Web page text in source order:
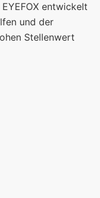
entwickelt
und der
Stellenwert